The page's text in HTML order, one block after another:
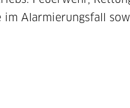
Alarmierungsfall